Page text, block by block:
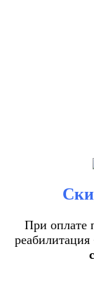
При оплате